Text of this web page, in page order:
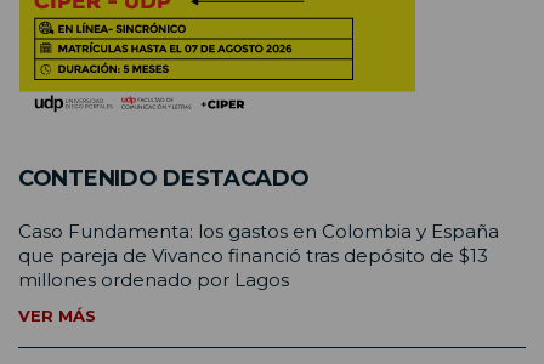
CONTENIDO DESTACADO
Caso Fundamenta: los gastos en Colombia y España
que pareja de Vivanco financió tras depósito de $13
millones ordenado por Lagos
VER MÁS